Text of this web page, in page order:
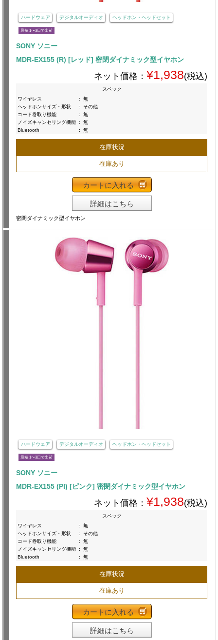
ハードウェア デジタルオーディオ ヘッドホン・ヘッドセット
最短 1〜3日で出荷
SONY ソニー
MDR-EX155 (R) [レッド] 密閉ダイナミック型イヤホン
ネット価格： ¥1,938(税込)
スペック
ワイヤレス
:
無
ヘッドホンサイズ・形状
:
その他
コード巻取り機能
:
無
ノイズキャンセリング機能 :
無
Bluetooth
: 無
在庫状況
在庫あり
カートに入れる
詳細はこちら
密閉ダイナミック型イヤホン
ハードウェア デジタルオーディオ ヘッドホン・ヘッドセット
最短 1〜3日で出荷
SONY ソニー
MDR-EX155 (PI) [ピンク] 密閉ダイナミック型イヤホン
ネット価格： ¥1,938(税込)
スペック
ワイヤレス
:
無
ヘッドホンサイズ・形状
:
その他
コード巻取り機能
:
無
ノイズキャンセリング機能 :
無
Bluetooth
: 無
在庫状況
在庫あり
カートに入れる
詳細はこちら